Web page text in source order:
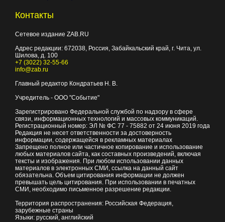
Контакты
Сетевое издание ZAB.RU
Адрес редакции: 672038, Россия, Забайкальский край, г. Чита, ул.
Шилова, д. 100
+7 (3022) 32-55-66
info@zab.ru
Главный редактор Кондратьев Н. В.
Учредитель - ООО "Событие"
Зарегистрировано Федеральной службой по надзору в сфере
связи, информационных технологий и массовых коммуникаций.
Регистрационный номер: ЭЛ № ФС 77 - 75882 от 24 июня 2019 года
Редакция не несет ответственности за достоверность
информации, содержащейся в рекламных материалах
Запрещено полное или частичное копирование и использование
любых материалов сайта, как составных произведений, включая
тексты и изображения. При любом использовании данных
материалов в электронных СМИ, ссылка на данный сайт
обязательна. Объем цитирования информации не должен
превышать цель цитирования. При использовании в печатных
СМИ, необходимо письменное разрешение редакции.
Территория распространения: Российская Федерация,
зарубежные страны
Языки: русский, английский